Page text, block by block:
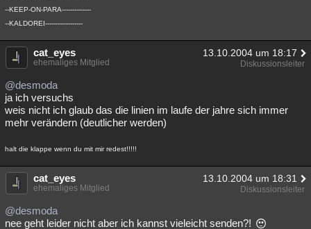
--KEEP-ON-PARA--------------
--KALDOREI------------------
cat_eyes 13.10.2004 um 18:17
ehemaliges Mitglied Diskussionsleiter
@desmoda
ja ich versuchs
weis nicht ich glaub das die linien im laufe der jahre sich immer
mehr verändern (deutlicher werden)
halt die klappe wenn du mit mir redest!!!!!
cat_eyes 13.10.2004 um 18:31
ehemaliges Mitglied Diskussionsleiter
@desmoda
nee geht leider nicht aber ich kannst vieleicht senden?!